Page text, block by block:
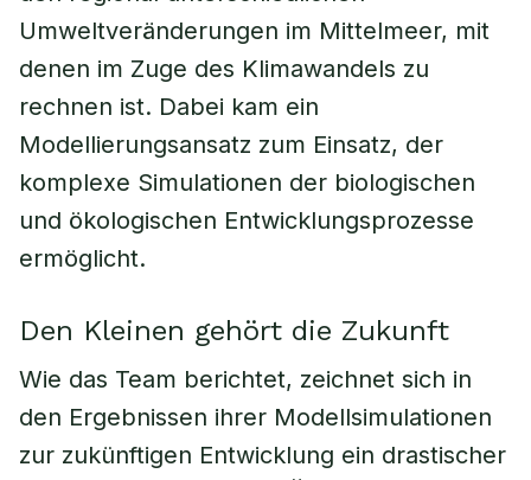
Umweltveränderungen im Mittelmeer, mit
denen im Zuge des Klimawandels zu
rechnen ist. Dabei kam ein
Modellierungsansatz zum Einsatz, der
komplexe Simulationen der biologischen
und ökologischen Entwicklungsprozesse
ermöglicht.
Den Kleinen gehört die Zukunft
Wie das Team berichtet, zeichnet sich in
den Ergebnissen ihrer Modellsimulationen
zur zukünftigen Entwicklung ein drastischer